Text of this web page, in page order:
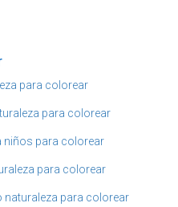
para colorear
para colorear
niños para colorear
para colorear
naturaleza para colorear